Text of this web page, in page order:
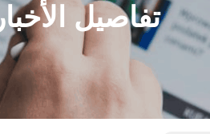
تفاصيل الأخبار